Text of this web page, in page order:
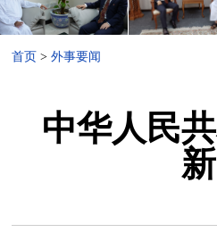
首页 > 外事要闻
中华人民